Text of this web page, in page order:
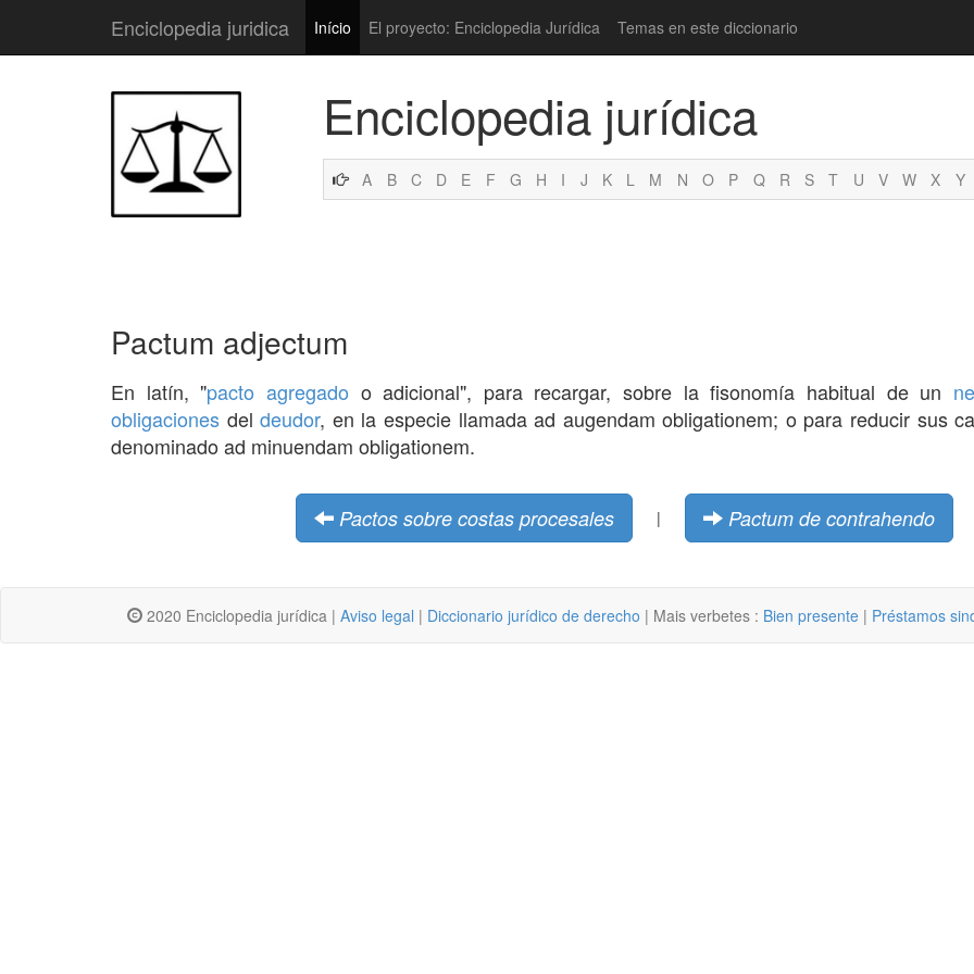
Enciclopedia juridica Início El proyecto: Enciclopedia Jurídica Temas en este diccionario
Enciclopedia jurídica
A B C D E F G H I J K L M N O P Q R S T U V W X Y
Pactum adjectum
En latín, "pacto agregado o adicional", para recargar, sobre la fisonomía habitual de un
obligaciones deldeudor, en la especie llamada ad augendam obligationem; o para reducir sus
denominado ad minuendam obligationem.
Pactos sobre costas procesales | Pactum de contrahendo
2020 Enciclopedia jurídica | Aviso legal | Diccionario jurídico de derecho | Mais verbetes : Bien presente | Préstamos